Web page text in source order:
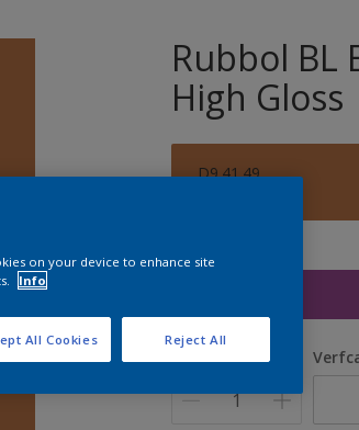
Rubbol BL
High Gloss
D9.41.49
Grootte
Aantal
on your device to enhance site
Info
Reject All
All Cookies